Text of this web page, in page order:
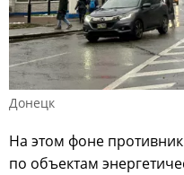
Донецк
На этом фоне
по объектам